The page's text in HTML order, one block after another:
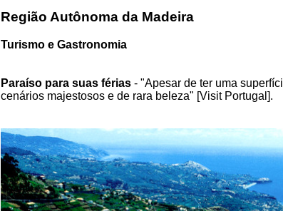
Região Autônoma da Madeira
Turismo e Gastronomia
Paraíso para suas férias - "Apesar de ter uma
cenários majestosos e de rara beleza" [Visit Portugal].